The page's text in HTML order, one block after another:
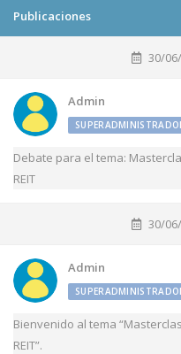
Publicaciones
30/
Admin
Debate para el tema:
REIT
30/
Admin
Bienvenido al tema
REIT”.